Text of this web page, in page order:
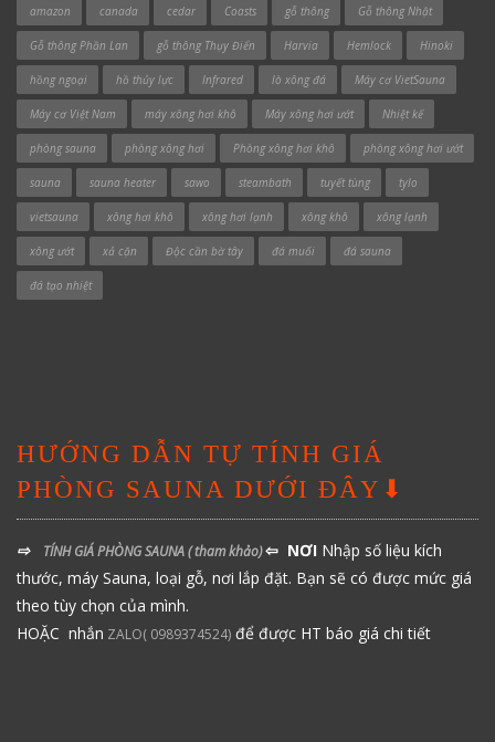
amazon canada cedar Coasts gỗ thông Gỗ thông Nhật
Gỗ thông Phần Lan gỗ thông Thụy Điển Harvia Hemlock Hinoki
hồng ngoại hồ thủy lực Infrared lò xông đá Máy cơ VietSauna
Máy cơ Việt Nam máy xông hơi khô Máy xông hơi ướt Nhiệt kế
phòng sauna phòng xông hơi Phòng xông hơi khô phòng xông hơi ướt
sauna sauna heater sawo steambath tuyết tùng tylo
vietsauna xông hơi khô xông hơi lạnh xông khô xông lạnh
xông ướt xả cặn Độc cần bờ tây đá muối đá sauna
đá tạo nhiệt
HƯỚNG DẪN TỰ TÍNH GIÁ
PHÒNG SAUNA DƯỚI ĐÂY⬇
⇨ TÍNH GIÁ PHÒNG SAUNA( tham khảo)⇦ NƠI Nhập số liệu kích
thước, máy Sauna, loại gỗ, nơi lắp đặt. Bạn sẽ có được mức giá
theo tùy chọn của mình.
HOẶC nhắn ZALO( 0989374524) để được HT báo giá chi tiết